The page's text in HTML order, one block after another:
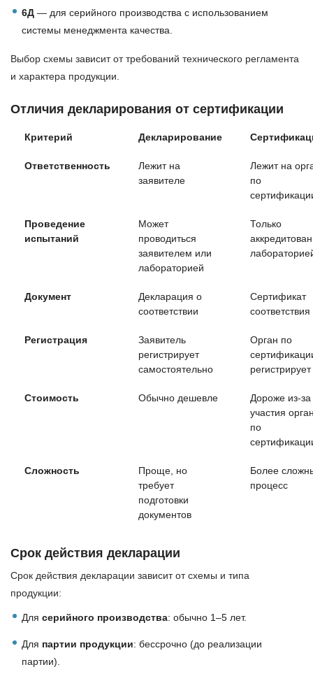
6Д — для серийного производства с использованием
системы менеджмента качества.
Выбор схемы зависит от требований технического регламента
и характера продукции.
Отличия декларирования от сертификации
Критерий Декларирование
Ответственность
Лежит на
заявителе
Лежит на
по
Проведение
испытаний
Может
проводиться
заявителем или
лабораторией
Только
Документ
Декларация о
соответствии
Сертификат
соответствия
Регистрация
Заявитель
регистрирует
самостоятельно
Орган по
регистрирует
Стоимость Обычно дешевле
Дороже из-за
участия
по
Сложность
Проще, но
требует
подготовки
документов
Более
процесс
Срок действия декларации
Срок действия декларации зависит от схемы и типа
продукции:
Для серийного производства: обычно 1–5 лет.
Для партии продукции: бессрочно (до реализации
партии).